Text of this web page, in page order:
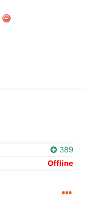
389
Offline